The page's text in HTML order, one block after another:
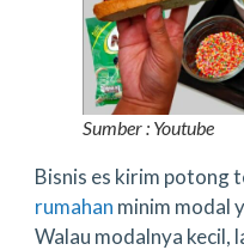
Sumber : Youtube
Bisnis es kirim potong
rumahan minim modal
Walau modalnya kecil,